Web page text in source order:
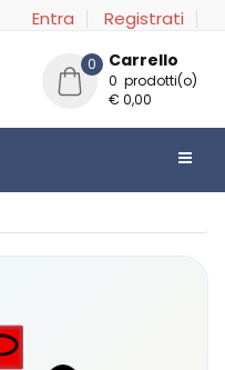
Entra Registrati
0 Carrello
0 prodotti(o)
€ 0,00